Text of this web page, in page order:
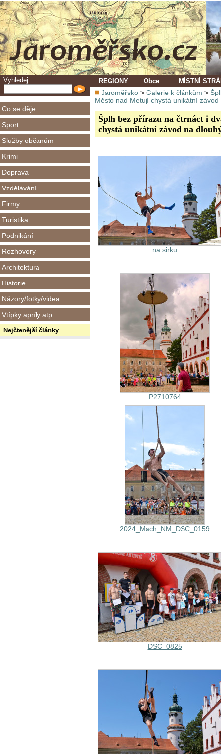
Vyhledej
Co se děje
Sport
Služby občanům
Krimi
Doprava
Vzdělávání
Firmy
Turistika
Podnikání
Rozhovory
Architektura
Historie
Názory/fotky/videa
Vtípky apríly atp.
Nejčtenější články
REGIONY Obce MÍSTNÍ
Jaroměřsko > Galerie k článkům >
Město nad Metují chystá unikátní
Šplh bez přírazu na čtrnáct i
chystá unikátní závod na
na sirku
P2710764
2024_Mach_NM_DSC_0159
DSC_0825